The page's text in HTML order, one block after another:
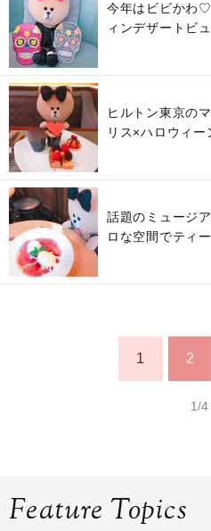
今年はビビかわ
ィンデザートビ
ヒルトン東京の
リス×ハロウィ
話題のミュージ
ロな空間でティ
1 2
1/4
Feature Topics